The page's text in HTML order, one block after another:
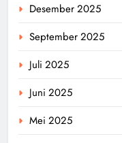
Desember 2025
September 2025
Juli 2025
Juni 2025
Mei 2025